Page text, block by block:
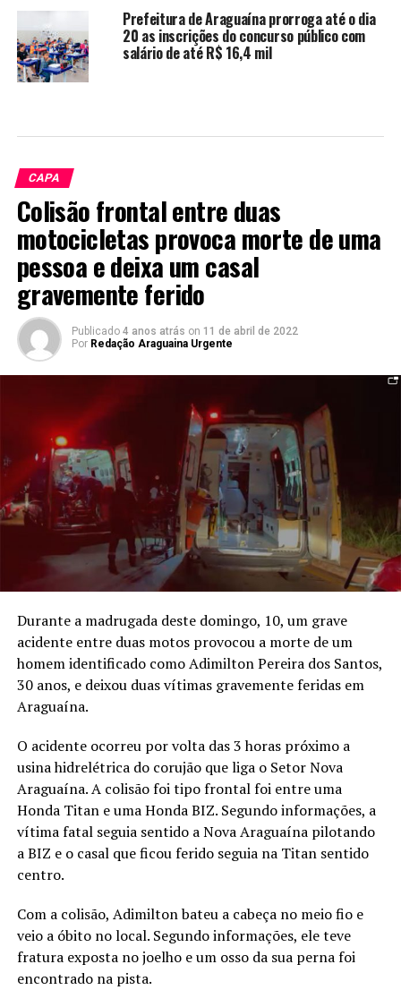
Prefeitura de Araguaína prorroga até o dia
20 as inscrições do concurso público com
salário de até R$ 16,4 mil
CAPA
Colisão frontal entre duas
motocicletas provoca morte de uma
pessoa e deixa um casal
gravemente ferido
Publicado 4 anos atrás on 11 de abril de 2022
Por Redação Araguaina Urgente
Durante a madrugada deste domingo, 10, um grave
acidente entre duas motos provocou a morte de um
homem identificado como Adimilton Pereira dos Santos,
30 anos, e deixou duas vítimas gravemente feridas em
Araguaína.
O acidente ocorreu por volta das 3 horas próximo a
usina hidrelétrica do corujão que liga o Setor Nova
Araguaína. A colisão foi tipo frontal foi entre uma
Honda Titan e uma Honda BIZ. Segundo informações, a
vítima fatal seguia sentido a Nova Araguaína pilotando
a BIZ e o casal que ficou ferido seguia na Titan sentido
centro.
Com a colisão, Adimilton bateu a cabeça no meio fio e
veio a óbito no local. Segundo informações, ele teve
fratura exposta no joelho e um osso da sua perna foi
encontrado na pista.